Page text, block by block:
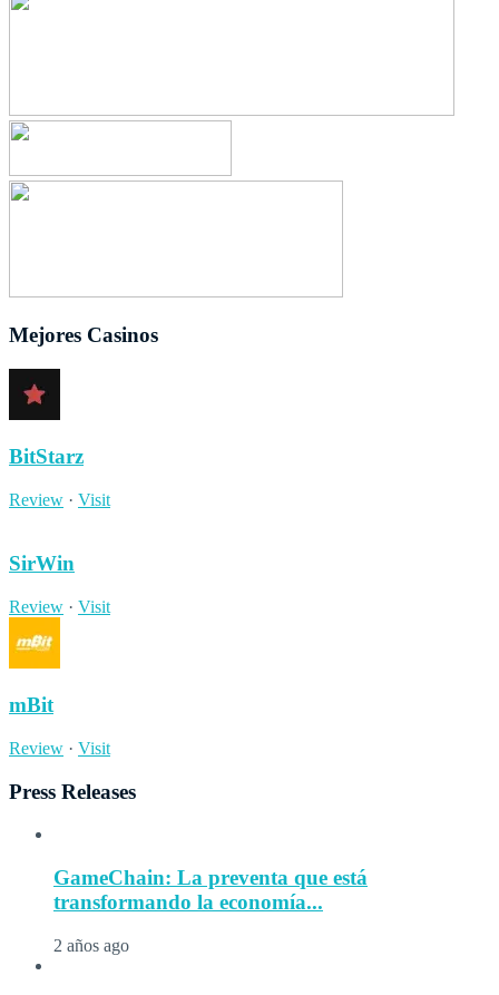
Mejores Casinos
BitStarz
Review · Visit
SirWin
Review · Visit
mBit
Review · Visit
Press Releases
GameChain: La preventa que está
transformando la economía...
2 años ago